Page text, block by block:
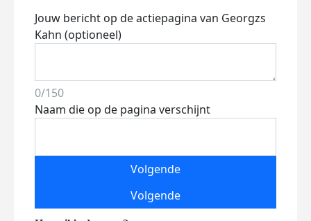
Jouw bericht op de actiepagina van Georgzs
Kahn (optioneel)
0/150
Naam die op de pagina verschijnt
Volgende
Volgende